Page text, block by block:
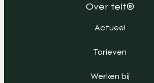
Over telt®
Actueel
Tarieven
Werken bij